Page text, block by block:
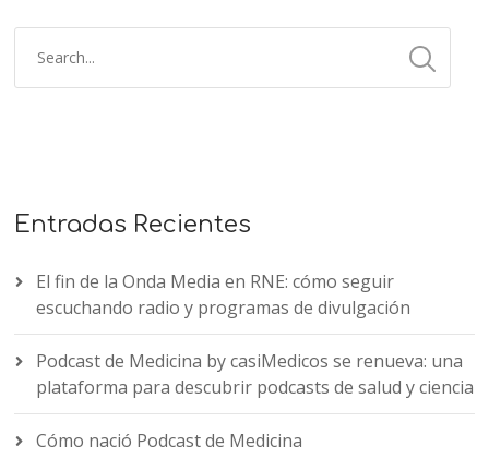
Entradas Recientes
El fin de la Onda Media en RNE: cómo seguir
escuchando radio y programas de divulgación
Podcast de Medicina by casiMedicos se renueva: una
plataforma para descubrir podcasts de salud y ciencia
Cómo nació Podcast de Medicina